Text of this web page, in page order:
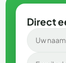
Direct